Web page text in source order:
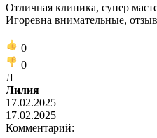
Отличная клиника, супер
Игоревна внимательные,
0
0
Л
Лилия
17.02.2025
17.02.2025
Комментарий: